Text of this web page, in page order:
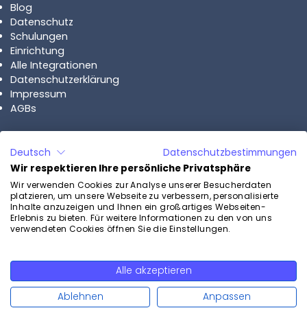
Weiterlesen
Blog
Datenschutz
Schulungen
Einrichtung
Alle Integrationen
Datenschutzerklärung
Impressum
AGBs
Vertrieb
Beratung
Recruiting
Kundenservice
Versicherungen
Behörden & Verwaltungen
Finanzdienstleister
Fachhandel
Deutsch
Datenschutzbestimmungen
Wir respektieren Ihre persönliche Privatsphäre
Wir verwenden Cookies zur Analyse unserer Besucherdaten
platzieren, um unsere Webseite zu verbessern, personalisierte
Inhalte anzuzeigen und Ihnen ein großartiges Webseiten-
Erlebnis zu bieten. Für weitere Informationen zu den von uns
verwendeten Cookies öffnen Sie die Einstellungen.
Alle akzeptieren
Ablehnen
Anpassen